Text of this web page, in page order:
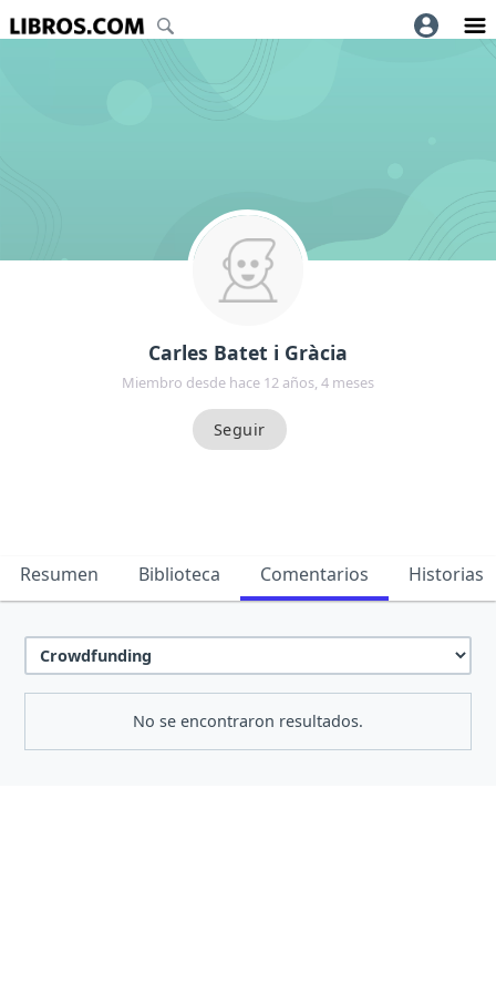
Carles Batet i Gràcia
Miembro desde hace 12 años, 4 meses
Resumen Biblioteca Comentarios Historias
No se encontraron resultados.